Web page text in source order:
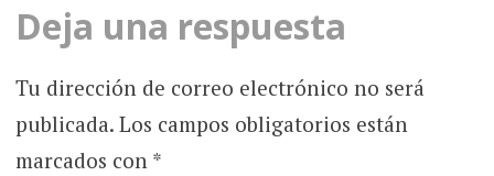
Deja una respuesta
Tu dirección de correo electrónico no será
publicada. Los campos obligatorios están
marcados con *